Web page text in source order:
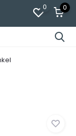
0 0